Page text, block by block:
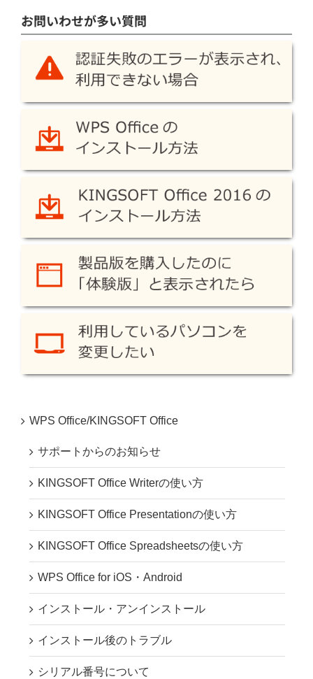
お問いわせが多い質問
WPS Office/KINGSOFT Office
サポートからのお知らせ
KINGSOFT Office Writerの使い方
KINGSOFT Office Presentationの使い方
KINGSOFT Office Spreadsheetsの使い方
WPS Office for iOS・Android
インストール・アンインストール
インストール後のトラブル
シリアル番号について